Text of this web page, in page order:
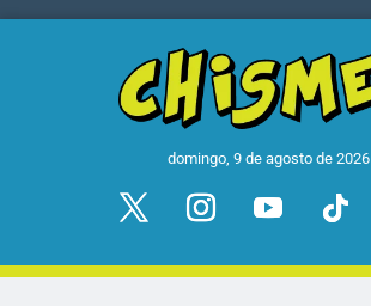
domingo, 9 de agosto de 2026